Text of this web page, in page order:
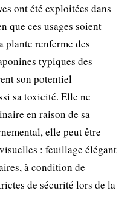
ont été exploitées dans
que ces usages soient
plante renferme des
typiques des
son potentiel
sa toxicité. Elle ne
en raison de sa
elle peut être
: feuillage élégant
à condition de
de sécurité lors de la